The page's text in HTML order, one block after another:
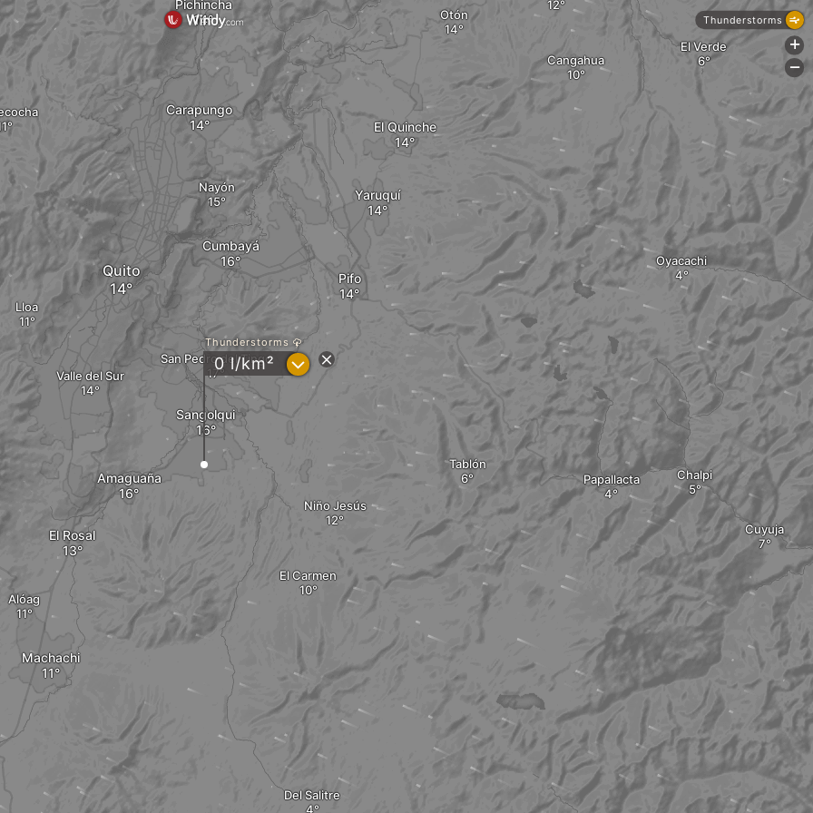
Machachi
Amaguaña
El Rosal
El Carmen
Niño Jesús
Tablón
Valle del Sur
Quito
San Pedro del Tingo
Sangolqui
Cumbayá
Pifo
Del Salitre
Alóag
Chalpi
Papallacta
Lloa
Oyacachi
Carapungo
Nayón
Pichincha
Yaruquí
El Quinche
Otón
El Verde
Cangahua
Cuyuja
Thunderstorms
0 l/km² ?
Thunderstorms
+
-